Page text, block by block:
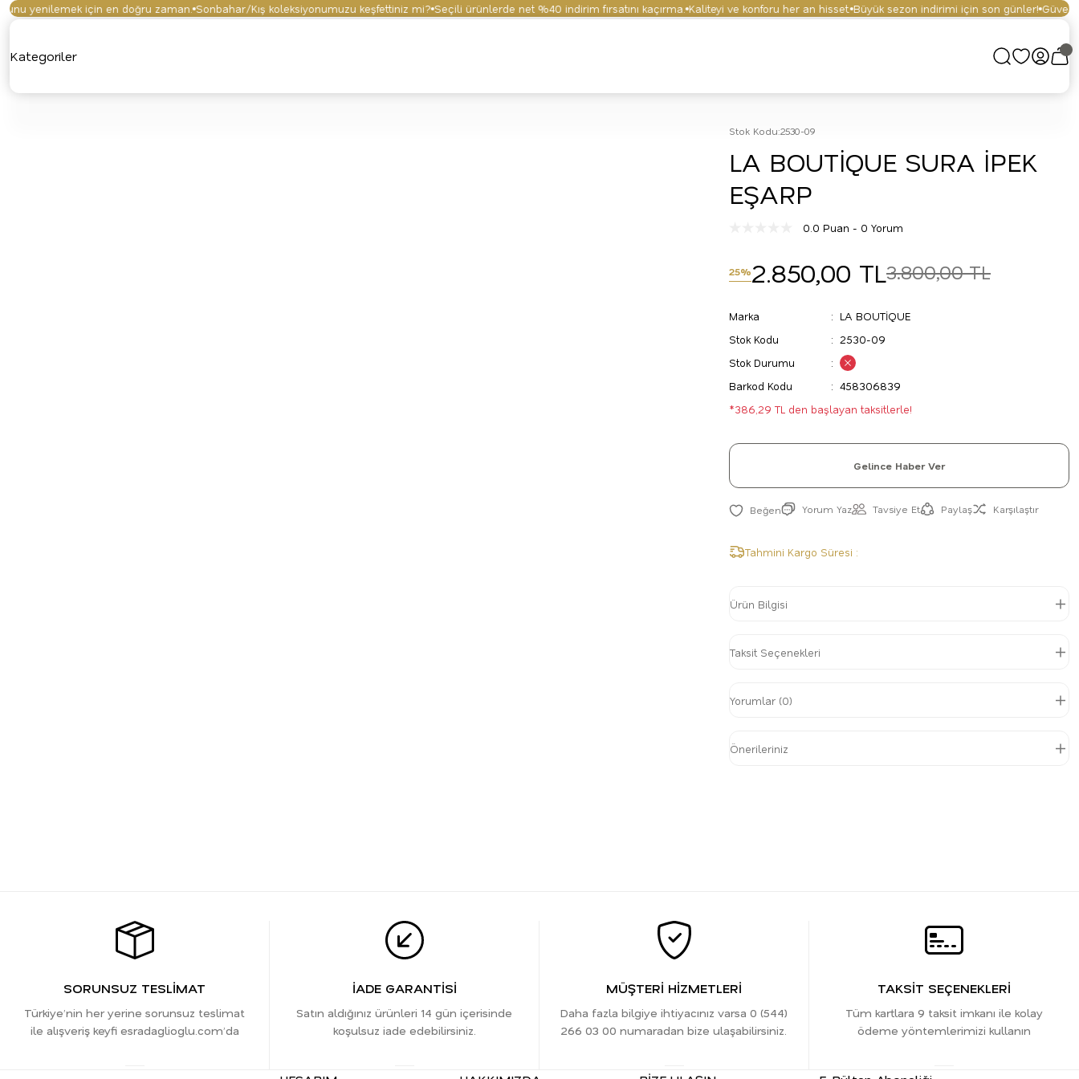
yenilemek için en doğru zaman. Sonbahar/Kış koleksiyonumuzu keşfettiniz mi? Seçili ürünlerde net %40 indirim fırsatını kaçırma. Kaliteyi ve konforu her an hisset. Büyük sezon indirimi için son günler! Güvenli
Kategoriler
Stok Kodu:2530-09
LA BOUTİQUE SURA İPEK
EŞARP
0.0 Puan - 0 Yorum
25%2.850,00 TL3.800,00 TL
Marka
LA BOUTİQUE
Stok Kodu
2530-09
Stok Durumu
Barkod Kodu
458306839
*386,29 TL den başlayan taksitlerle!
Gelince Haber Ver
Yorum Yaz Tavsiye Et Paylaş Karşılaştır
Tahmini Kargo Süresi :
Ürün Bilgisi
Taksit Seçenekleri
Yorumlar (0)
Önerileriniz
SORUNSUZ TESLİMAT
Türkiye’nin her yerine sorunsuz teslimat
ile alışveriş keyfi esradaglioglu.com’da
İADE GARANTİSİ
Satın aldığınız ürünleri 14 gün içerisinde
koşulsuz iade edebilirsiniz.
MÜŞTERİ HİZMETLERİ
Daha fazla bilgiye ihtiyacınız varsa 0 (544)
266 03 00 numaradan bize ulaşabilirsiniz.
TAKSİT SEÇENEKLERİ
Tüm kartlara 9 taksit imkanı ile kolay
ödeme yöntemlerimizi kullanın